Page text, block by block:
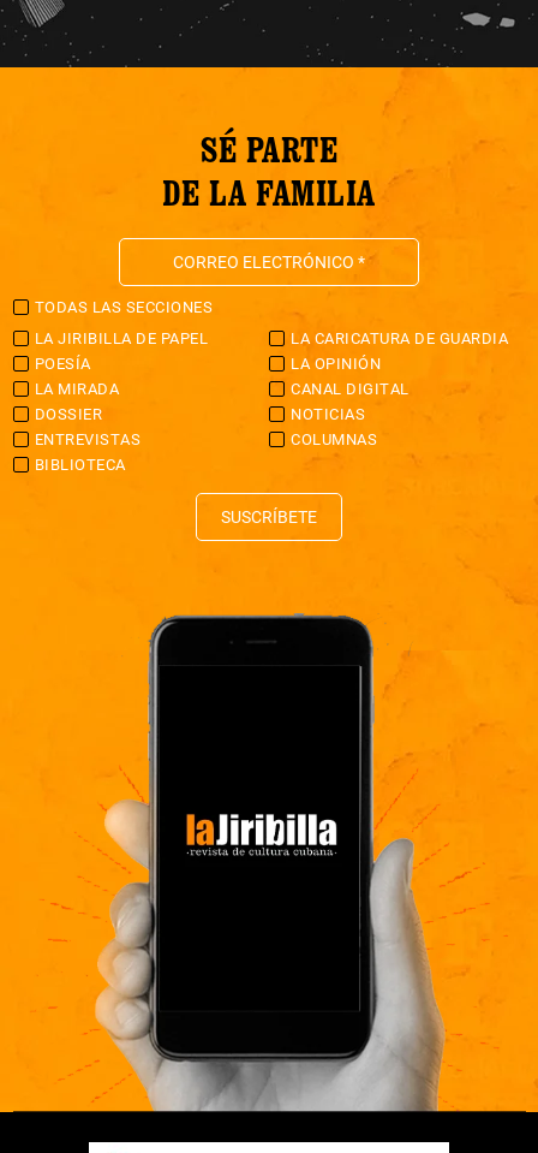
SÉ PARTE
DE LA FAMILIA
TODAS LAS SECCIONES
LA JIRIBILLA DE PAPEL
LA CARICATURA DE GUARDIA
POESÍA
LA OPINIÓN
LA MIRADA
CANAL DIGITAL
DOSSIER
NOTICIAS
ENTREVISTAS
COLUMNAS
BIBLIOTECA
SUSCRÍBETE